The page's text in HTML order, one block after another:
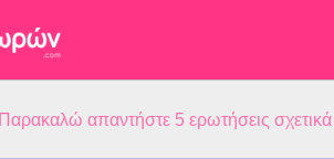
Παρακαλώ απαντήστε 5 ερωτήσεις